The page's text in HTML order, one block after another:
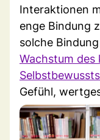
Interaktionen
enge Bindung
solche
Wachstum des
Gefühl,